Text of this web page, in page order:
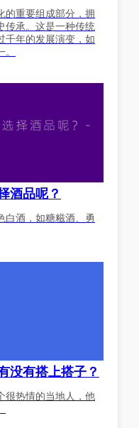
的重要组成部分，拥
传承。这是一种传统
千年的发展演变，如
酒品呢？
白酒，如糖糍酒、勇
没有搭上搭子？
很热情的当地人，他